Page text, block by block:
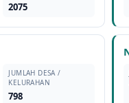
2075
JUMLAH DESA /
KELURAHAN
798